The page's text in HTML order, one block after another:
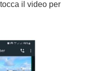
il video per